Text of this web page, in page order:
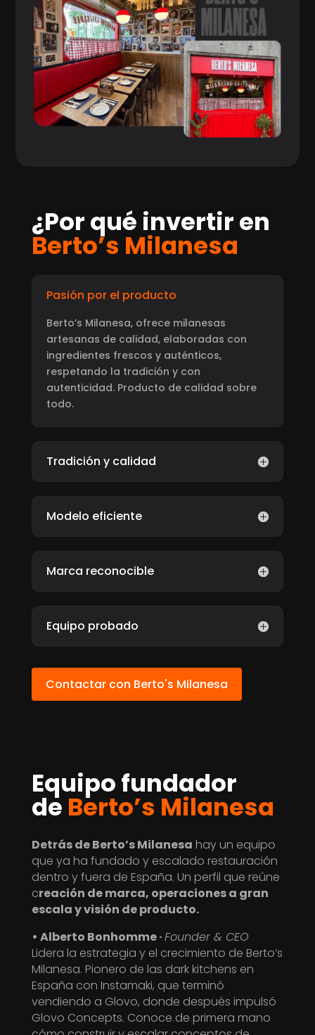
¿Por qué invertir en
Berto’s Milanesa
Pasión por el producto
Berto’s Milanesa, ofrece milanesas
artesanas de calidad, elaboradas con
ingredientes frescos y auténticos,
respetando la tradición y con
autenticidad. Producto de calidad sobre
todo.
Tradición y calidad
Modelo eficiente
Marca reconocible
Equipo probado
Contactar con Berto's Milanesa
Equipo fundador
de Berto’s Milanesa
Detrás de Berto’s Milanesa hay un equipo
que ya ha fundado y escalado restauración
dentro y fuera de España. Un perfil que reúne
creación de marca, operaciones a gran
escala y visión de producto.
• Alberto Bonhomme ·Founder & CEO
Lidera la estrategia y el crecimiento de Berto’s
Milanesa. Pionero de las dark kitchens en
España con Instamaki, que terminó
vendiendo a Glovo, donde después impulsó
Glovo Concepts. Conoce de primera mano